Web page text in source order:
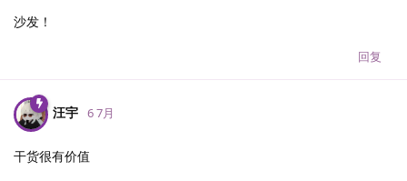
沙发！
回复
汪宇 6 7月
干货很有价值